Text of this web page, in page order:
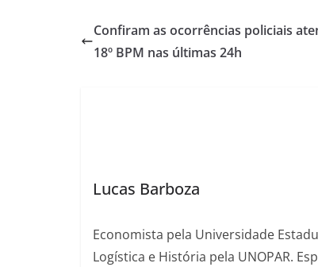
Confiram as ocorrências policiais
18º BPM nas últimas 24h
Lucas Barboza
Economista pela Universidade
Logística e História pela UNOPAR.